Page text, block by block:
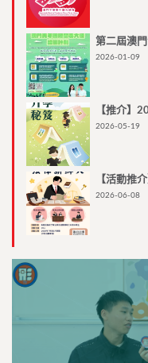
第二屆澳
2026-01-09
【推介】
2026-05-19
【活動推
2026-06-08